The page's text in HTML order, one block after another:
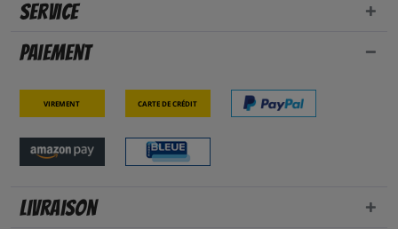
Service
Paiement
Virement Carte de crédit
Livraison